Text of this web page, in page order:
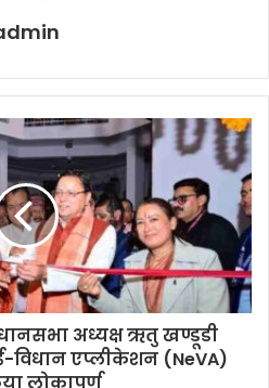
अध्यक्ष ऋतु खण्डूडी
विधान एप्लीकेशन (NeVA)
लोकापर्ण